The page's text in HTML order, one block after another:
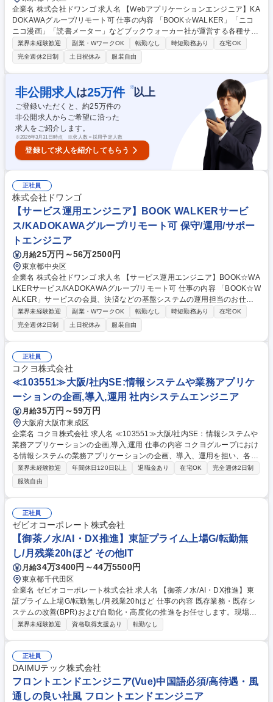
企業名 株式会社ドワンゴ 求人名 【Webアプリケーションエンジニア】KA
DOKAWAグループ/リモート可 仕事の内容 「BOOK☆WALKER」「ニコ
ニコ漫画」「読書メーター」などブックウォーカー社が運営する各種サー
ビスのWebアプリケーションの設計・開発担当のお仕事です。 業務は各
エンジニアはそれぞれ得意な技術領域を持ちつつ、コーディング/インフラ
構築/サービス改善など機能横断的に開発に参加しています。チームにより
モブプログラミングを実施しています。デザイナや運営などのエンジニア
以外のチームとも垣根なくサービスを改善していくため、職分にとらわれ
ず様々な挑戦ができます。 募集職種 【Webアプリケーションエンジニ
ア】KADOKAWAグループ/リモート可
業界未経験歓迎 副業・WワークOK 転勤なし 時短勤務あり
在宅OK
完全週休2日制
土日祝休み 服装自由
非公開求人 は25万件 ※以上
ご登録いただくと、約25万件の
非公開求人からご希望に沿った
求人をご紹介します。
※2026年3月31日時点 ※求人数＝採用予定人数
登録して求人を紹介してもらう
正社員
株式会社ドワンゴ
【サービス運用エンジニア】BOOK WALKERサービ
ス/KADOKAWAグループ/リモート可 保守/運用/サポー
トエンジニア
月給25万円～56万2500円
東京都中央区
企業名 株式会社ドワンゴ 求人名 【サービス運用エンジニア】BOOK☆WA
LKERサービス/KADOKAWAグループ/リモート可 仕事の内容 「BOOK☆W
ALKER」サービスの会員、決済などの基盤システムの運用担当のお仕事
です。 主に「BOOK☆WALKER」サービスのアプリ開発、基盤システム
の運用操作・調査業務を中心に、プロジェクト管理業務、小規模開発を、
社内ディレクタや担当する協力会社と連携し行います。 ■担当プロダクト
・BOOK☆WALKER（Webアプリケーション、モバイルアプリケーション
向けAPI、運営向け各種ツール等） ・その他、関連する各種Webアプリケ
ーション 募集職種 【サービス運用エンジニア】BOOK☆WALKERサービ
ス/KADOKAWAグループ/リモート可
業界未経験歓迎 副業・WワークOK 転勤なし 時短勤務あり
在宅OK
完全週休2日制
土日祝休み 服装自由
正社員
コクヨ株式会社
≪103551≫大阪/社内SE:情報システムや業務アプリケ
ーションの企画,導入,運用 社内システムエンジニア
月給35万円～59万円
大阪府大阪市東成区
企業名 コクヨ株式会社 求人名 ≪103551≫大阪/社内SE：情報システムや
業務アプリケーションの企画,導入,運用 仕事の内容 コクヨグループにおけ
る情報システムの業務アプリケーションの企画、導入、運用を担い、各事
業・部門のパートナーとして業務課題に向き合いながら、システム環境の
提供を通じて事業推進を支えていただきます。 【具体的には】社内業務プ
ロセスの課題整理・可視化を起点に、ITを活用した業務改善の企画・推
進、業務アプリやSaaSの導入・運用、既存システムの改善、各部門との
要件調整やベンダーコントロール、情報セキュリティ・ITガバナンスの検
討を担うポジション。得意分野から着手し、将来的には全社視点でのシス
テム企画立案や部門横断の業務改革をリードする次世代ITリーダーとして
の活躍を期待しています。 募集職種 ≪103551≫大阪/社内SE：情報シス
テムや業務アプリケーションの企画,導入,運用
業界未経験歓迎 年間休日120日以上 退職金あり 在宅OK
完全週休2日制
服装自由
正社員
ゼビオコーポレート株式会社
【御茶ノ水/AI・DX推進】東証プライム上場G/転勤無
し/月残業20hほど その他IT
月給34万3400円～44万5500円
東京都千代田区
企業名 ゼビオコーポレート株式会社 求人名 【御茶ノ水/AI・DX推進】東
証プライム上場G/転勤無し/月残業20hほど 仕事の内容 既存業務・既存シ
ステムの改善(BPR)および自動化・高度化の推進をお任せします。現場業
務の効率化・標準化・データ活用を推進し、業務の生産性向上と現場負荷
(To-Be設計)／自動化・効率化施策の推進／RPA・マクロ等を用いた業務
自動化の設計・実装／AIツールを活用した業務効率化(生成AI含む)／各種
業務ツール(Power Platform等)の活用 募集職種 【御茶ノ水/AI・DX推進】
東証プライム上場G/転勤無し/月残業20hほど
業界未経験歓迎 資格取得支援あり 転勤なし
正社員
DAIMUテック株式会社
フロントエンドエンジニア(Vue)中国語必須/高待遇・風
通しの良い社風 フロントエンドエンジニア